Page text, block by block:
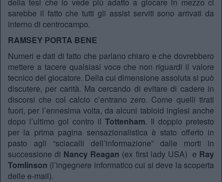
sarebbe il fatto che tutti gli assist serviti sono arrivati da
interno di centrocampo.
RAMSEY PORTA BENE
Numeri e dati di fatto che parlano chiaro e che dovrebbero
mettere a tacere qualsiasi voce che non riguardi il valore
tecnico del giocatore. Della cui dimensione assoluta si può
discutere, per carità. Ma cercando di evitare di cadere in
discorsi che col calcio c’entrano zero. Come quelli tirati
fuori, per l’ennesima volta, da alcuni tabloid inglesi anche
dopo l’ultimo gol contro il Tottenham. Il doppio pretesto
per la prima pagina sensazionalistica è stato offerto in
pasto agli “sciacalli dell’informazione” dalle morti in
successione di Nancy Reagan (ex first lady USA) e Ray
Tomlinson (l’ingegnere informatico cui si deve la scoperta
delle e-mail).